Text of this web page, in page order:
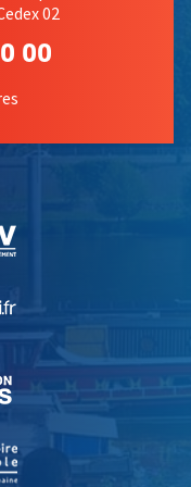
02
00
, Ouvre une nouvelle
, Ouvre une nouvelle